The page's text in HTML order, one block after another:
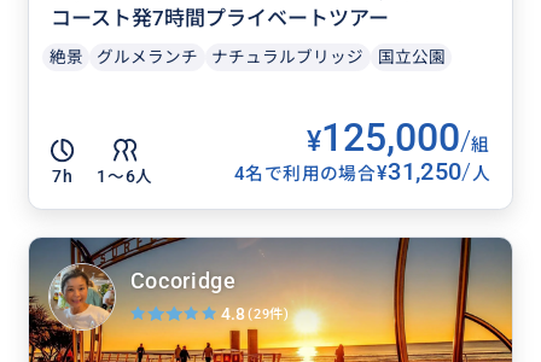
コースト発7時間プライベートツアー
絶景 グルメランチ ナチュラルブリッジ 国立公園
7h 1〜6人
¥125,000/組
4名で利用の場合¥31,250/人
Cocoridge
4.8(29件)